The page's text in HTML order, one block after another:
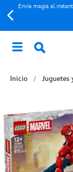
Envía magia al
Inicio Juguetes